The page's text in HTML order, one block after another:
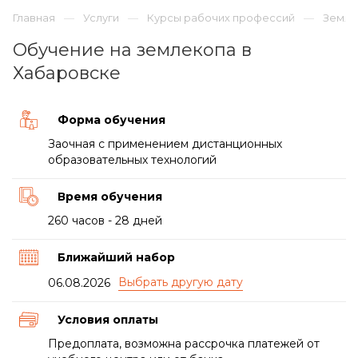
Главная Услуги Курсы рабочих профессий
Обучение на землекопа в
Хабаровске
Форма обучения
Заочная с применением дистанционных
образовательных технологий
Время обучения
260 часов - 28 дней
Ближайший набор
06.08.2026
Условия оплаты
Предоплата, возможна рассрочка платежей от